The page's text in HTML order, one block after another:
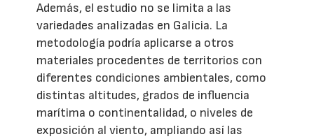
Además, el estudio no se limita a las
variedades analizadas en Galicia. La
metodología podría aplicarse a otros
materiales procedentes de territorios con
diferentes condiciones ambientales, como
distintas altitudes, grados de influencia
marítima o continentalidad, o niveles de
exposición al viento, ampliando así las